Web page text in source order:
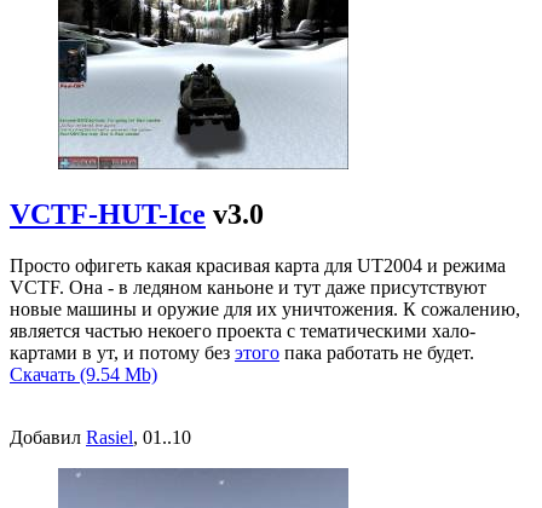
VCTF-HUT-Ice v3.0
Просто офигеть какая красивая карта для UT2004 и режима
VCTF. Она - в ледяном каньоне и тут даже присутствуют
новые машины и оружие для их уничтожения. К сожалению,
является частью некоего проекта с тематическими хало-
картами в ут, и потому без этого пака работать не будет.
Скачать (9.54 Mb)
Добавил Rasiel, 01..10